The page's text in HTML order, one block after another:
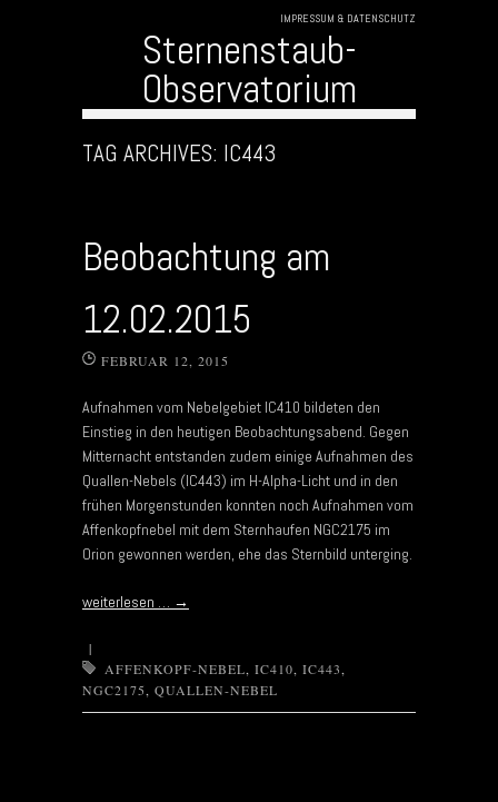
IMPRESSUM & DATENSCHUTZ
Sternenstaub-
Observatorium
TAG ARCHIVES: IC443
Beobachtung am
12.02.2015
FEBRUAR 12, 2015
Aufnahmen vom Nebelgebiet IC410 bildeten den
Einstieg in den heutigen Beobachtungsabend. Gegen
Mitternacht entstanden zudem einige Aufnahmen des
Quallen-Nebels (IC443) im H-Alpha-Licht und in den
frühen Morgenstunden konnten noch Aufnahmen vom
Affenkopfnebel mit dem Sternhaufen NGC2175 im
Orion gewonnen werden, ehe das Sternbild unterging.
weiterlesen … →
|
AFFENKOPF-NEBEL, IC410, IC443,
NGC2175, QUALLEN-NEBEL